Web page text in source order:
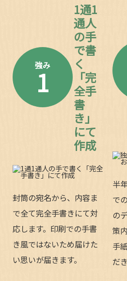
強み
1
1通1
通人
の手
で書
く
「完
全手
書
き」
にて
作成
封筒の宛名から、内容ま
で全て完全手書きにて対
応します。印刷での手書
き風ではないため届けた
い思いが届きます。
半
で
の
策
手
だ